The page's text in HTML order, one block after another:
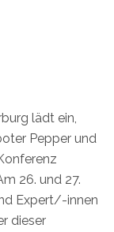
lädt ein,
Pepper und
26. und 27.
Expert/-innen
dieser